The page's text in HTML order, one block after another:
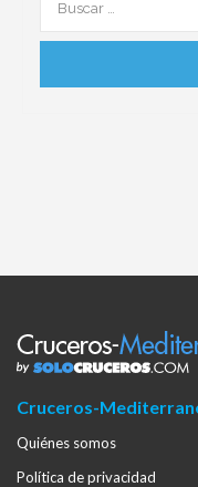
Cruceros-
Quiénes somos
Política de privacidad